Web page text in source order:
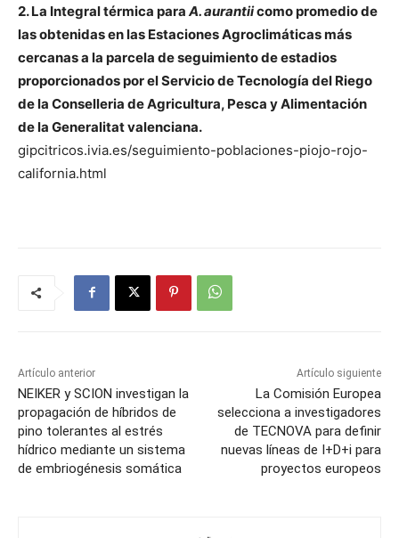
2. La Integral térmica para A. aurantiicomo promedio de
las obtenidas en las Estaciones Agroclimáticas más
cercanas a la parcela de seguimiento de estadios
proporcionados por el Servicio de Tecnología del Riego
de la Conselleria de Agricultura, Pesca y Alimentación
de la Generalitat valenciana.
gipcitricos.ivia.es/seguimiento-poblaciones-piojo-rojo-
california.html
Artículo anterior
NEIKER y SCION investigan la
propagación de híbridos de
pino tolerantes al estrés
hídrico mediante un sistema
de embriogénesis somática
Artículo siguiente
La Comisión Europea
selecciona a investigadores
de TECNOVA para definir
nuevas líneas de I+D+i para
proyectos europeos